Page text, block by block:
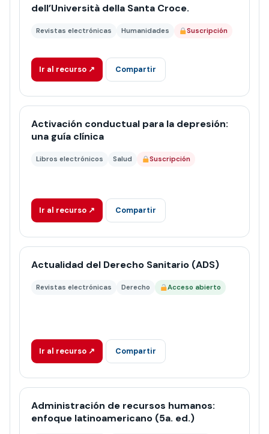
dell’Università della Santa Croce.
Revistas electrónicas Humanidades Suscripción
Ir al recurso ↗ Compartir
Activación conductual para la depresión:
una guía clínica
Libros electrónicos Salud Suscripción
Ir al recurso ↗ Compartir
Actualidad del Derecho Sanitario (ADS)
Revistas electrónicas Derecho Acceso abierto
Ir al recurso ↗ Compartir
Administración de recursos humanos:
enfoque latinoamericano (5a. ed.)